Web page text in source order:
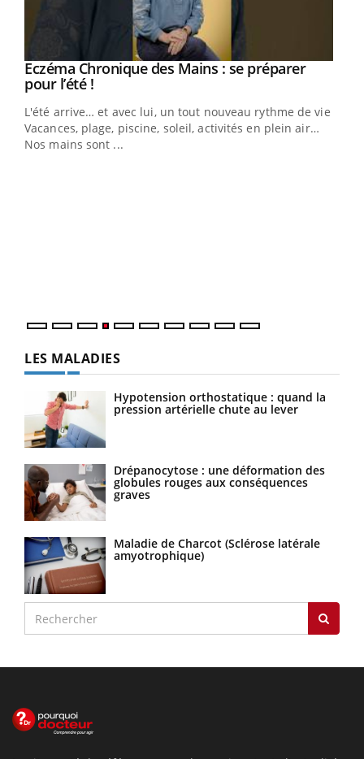
Youtube
Eczéma Chronique des Mains : se préparer
pour l’été !Youtube
L'été arrive… et avec lui, un tout nouveau rythme de vie !
Vacances, plage, piscine, soleil, activités en plein air…
Nos mains sont ...
LES MALADIES
Hypotension orthostatique : quand la
pression artérielle chute au lever
Drépanocytose : une déformation des
globules rouges aux conséquences
graves
Maladie de Charcot (Sclérose latérale
amyotrophique)